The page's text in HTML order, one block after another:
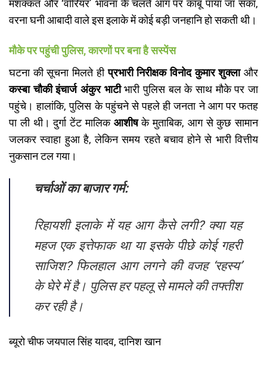
मशक्कत और ‘वॉरियर’ भावना के चलते आग पर काबू पाया जा सका,
वरना घनी आबादी वाले इस इलाके में कोई बड़ी जनहानि हो सकती थी।
मौके पर पहुंची पुलिस, कारणों पर बना है सस्पेंस
​घटना की सूचना मिलते हीप्रभारी निरीक्षक विनोद कुमार शुक्लाऔर
कस्बा चौकी इंचार्ज अंकुर भाटीभारी पुलिस बल के साथ मौके पर जा
पहुंचे। हालांकि, पुलिस के पहुंचने से पहले ही जनता ने आग पर फतह
पा ली थी। दुर्गा टेंट मालिक आशीषके मुताबिक, आग से कुछ सामान
जलकर स्वाहा हुआ है, लेकिन समय रहते बचाव होने से भारी वित्तीय
नुकसान टल गया।
चर्चाओं का बाजार गर्म:
रिहायशी इलाके में यह आग कैसे लगी? क्या यह
महज एक इत्तेफाक था या इसके पीछे कोई गहरी
साजिश? फिलहाल आग लगने की वजह ‘रहस्य’
के घेरे में है। पुलिस हर पहलू से मामले की तफ्तीश
कर रही है।
ब्यूरो चीफ जयपाल सिंह यादव, दानिश खान